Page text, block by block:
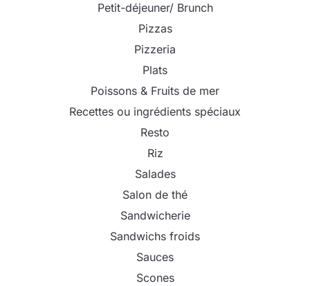
Petit-déjeuner/ Brunch
Pizzas
Pizzeria
Plats
Poissons & Fruits de mer
Recettes ou ingrédients spéciaux
Resto
Riz
Salades
Salon de thé
Sandwicherie
Sandwichs froids
Sauces
Scones